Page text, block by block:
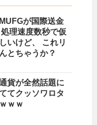
が国際送金
理速度数秒で仮
いけど、 これリ
とちゃうか？
貨が全然話題に
てクッソワロタ
ｗｗ